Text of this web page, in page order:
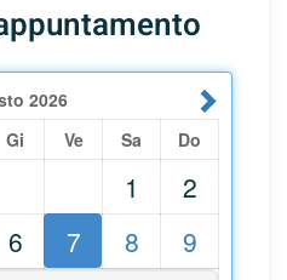
2026
Gi Ve Sa Do
1
2
6 7 8 9